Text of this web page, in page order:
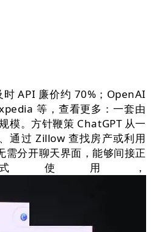
API 廉价约 70%；OpenAI
等，查看更多：一套由
模。方针鞭策 ChatGPT 从一
通过 Zillow 查找房产或利用
分开聊天界面，能够间接正
使用，